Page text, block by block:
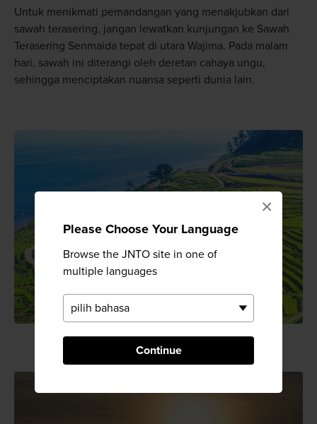
Please Choose Your Language
Browse the JNTO site in one of
multiple languages
Continue
×
Untuk menikmati pemandangan yang menakjubkan dari
sawah terasering, jangan lewatkan kunjungan ke Sawah
Terasering Senmaida tepat di utara Wajima. Pada malam
hari, sawah ini diterangi oleh deretan cahaya ungu,
sehingga menciptakan nuansa seperti dunia lain.